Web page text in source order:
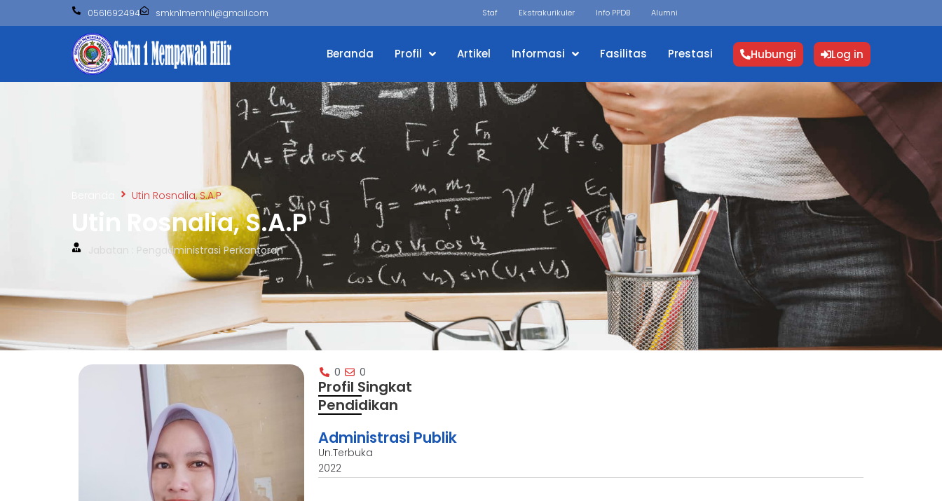
0561692494 smkn1memhil@gmail.com Staf Ekstrakurikuler Info PPDB Alumni
Beranda Profil Artikel Informasi Fasilitas Prestasi Hubungi Log in
Utin Rosnalia, S.A.P
Utin Rosnalia, S.A.P
Jabatan : Pengadministrasi Perkantoran
0 0
Profil Singkat
Pendidikan
Administrasi Publik
Un.Terbuka
2022